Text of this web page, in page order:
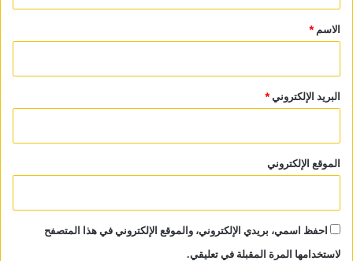
*
الاسم *
البريد الإلكتروني*
الموقع الإلكتروني
احفظ اسمي، بريدي الإلكتروني، والموقع الإلكتروني في هذا المتصفح
لاستخدامها المرة المقبلة في تعليقي.